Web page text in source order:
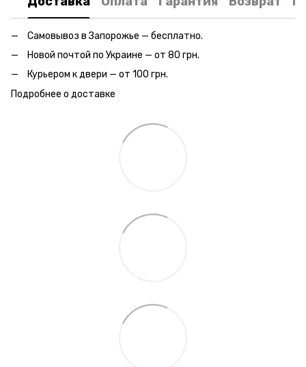
Самовывоз в Запорожье — бесплатно.
Новой почтой по Украине — от 80 грн.
Курьером к двери — от 100 грн.
Подробнее о доставке